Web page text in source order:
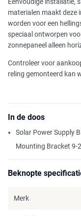
Eenvoudige installatie,
materialen maakt deze
worden voor een
speciaal ontworpen
zonnepaneel alleen
Controleer voor
reling gemonteerd kan
In de doos
Solar Power Supply
Mounting Bracket 9-
Beknopte
Merk